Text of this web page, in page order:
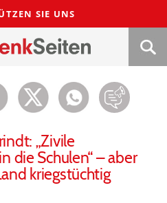
SIE UNS
„Zivile
die Schulen“ – aber
kriegstüchtig